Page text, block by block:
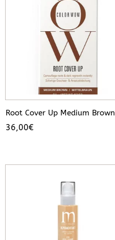
Root Cover Up Medium Brown
36,00€